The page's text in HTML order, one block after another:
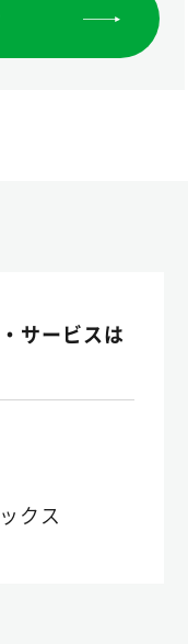
サービスは
クス